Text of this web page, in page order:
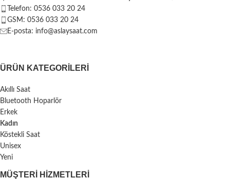
Telefon: 0536 033 20 24
GSM: 0536 033 20 24
E-posta: info@aslaysaat.com
ÜRÜN KATEGORILERI
Akıllı Saat
Bluetooth Hoparlör
Erkek
Kadın
Köstekli Saat
Unisex
Yeni
MÜŞTERI HIZMETLERI